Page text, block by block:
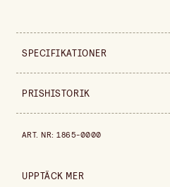
SPECIFIKATIONER
Säljs i
PRISHISTORIK
ART. NR:1865-0000
UPPTÄCK MER